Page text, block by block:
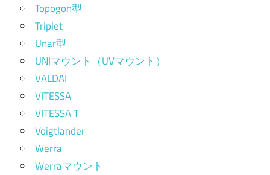
Topogon型
Triplet
Unar型
UNIマウント（UVマウント）
VALDAI
VITESSA
VITESSA T
Voigtlander
Werra
Werraマウント